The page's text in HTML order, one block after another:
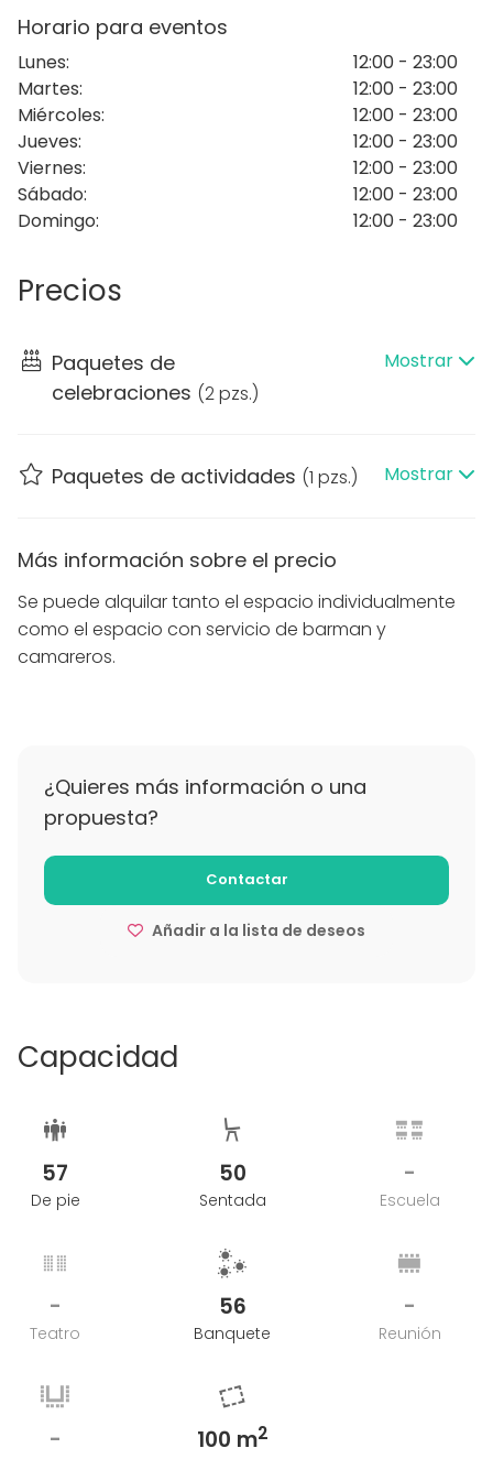
adaptadas a los gustos de cada cliente, desde la
textura y el color hasta el tamaño. Nuestro espacio
es ideal para presentaciones, eventos corporativos,
team buildings y encuentros sociales con un toque
especial.
Disponemos de horario flexible para eventos
privados de lunes a viernes hasta las 18h. En horarios
posteriores, la privatización del espacio estará
asistentes, garantizando siempre un servicio
adaptado a las necesidades del cliente. Además,
complementar cualquier celebración.
Horario para eventos
Lunes:
12:00 - 23:00
Martes:
12:00 - 23:00
Miércoles:
12:00 - 23:00
Jueves:
12:00 - 23:00
Viernes:
12:00 - 23:00
Sábado:
12:00 - 23:00
Domingo: 12:00 - 23:00
Precios
Paquetes de
celebraciones (2 pzs.)
Mostrar
Paquetes de actividades (1 pzs.) Mostrar
Más información sobre el precio
Se puede alquilar tanto el espacio individualmente
como el espacio con servicio de barman y
camareros.
¿Quieres más información o una
propuesta?
Contactar
Añadir a la lista de deseos
Capacidad
57
De pie
50
Sentada
-
Escuela
-
Teatro
56
Banquete
-
Reunión
- 100 m2